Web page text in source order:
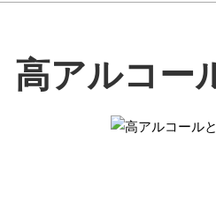
高アルコー